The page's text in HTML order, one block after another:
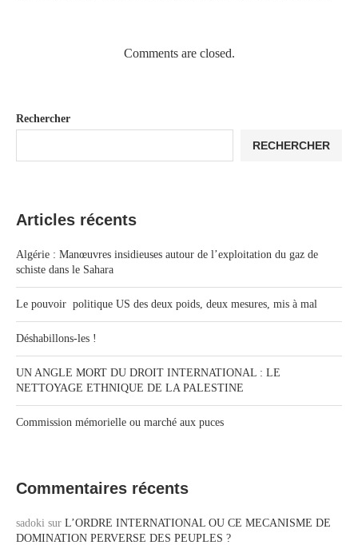
Comments are closed.
Rechercher
RECHERCHER
Articles récents
Algérie : Manœuvres insidieuses autour de l’exploitation du gaz de
schiste dans le Sahara
Le pouvoir politique US des deux poids, deux mesures, mis à mal
Déshabillons-les !
UN ANGLE MORT DU DROIT INTERNATIONAL : LE
NETTOYAGE ETHNIQUE DE LA PALESTINE
Commission mémorielle ou marché aux puces
Commentaires récents
sadoki sur L’ORDRE INTERNATIONAL OU CE MECANISME DE
DOMINATION PERVERSE DES PEUPLES ?